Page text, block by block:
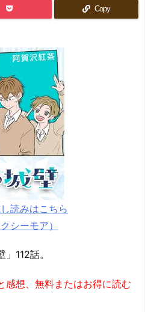
Copy
読みはこちら
シーモア）
112話。
感想、無料またはお得に読む